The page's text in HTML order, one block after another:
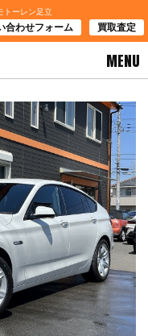
トーレン足立
合わせフォーム 買取査定
MENU